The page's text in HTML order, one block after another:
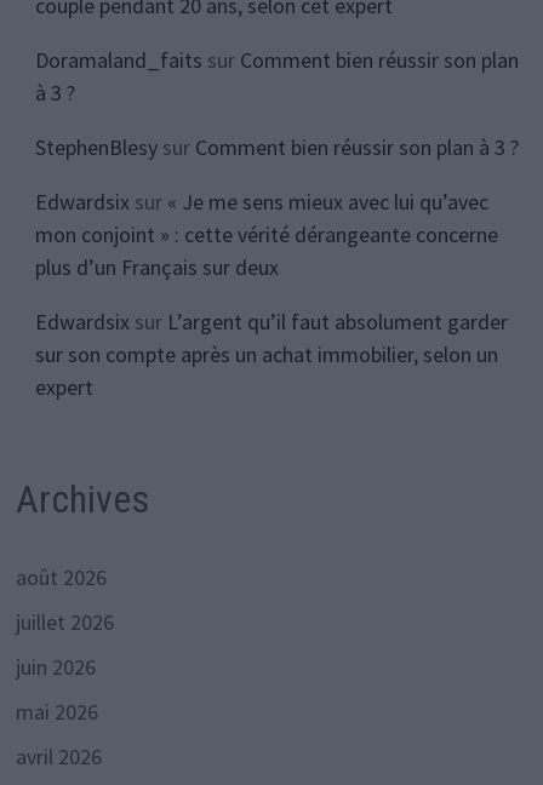
Doramaland_faits sur Comment bien réussir son plan
à 3 ?
StephenBlesysur Comment bien réussir son plan à 3 ?
Edwardsixsur « Je me sens mieux avec lui qu’avec
mon conjoint » : cette vérité dérangeante concerne
plus d’un Français sur deux
Edwardsixsur L’argent qu’il faut absolument garder
sur son compte après un achat immobilier, selon un
expert
Archives
août 2026
juillet 2026
juin 2026
mai 2026
avril 2026